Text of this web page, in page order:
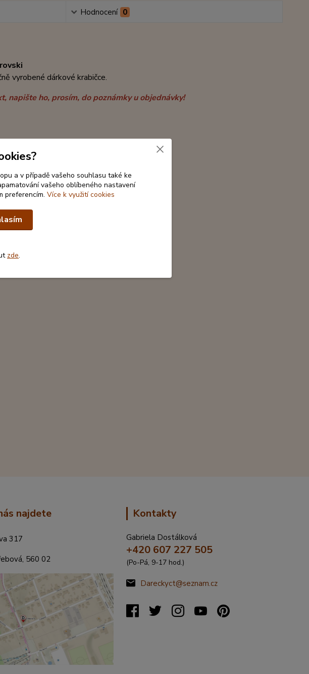
Hodnocení 0
vyrobené dárkové krabičce.
napište ho, prosím, do poznámky u objednávky!
najdete
317
560 02
Kontakty
Gabriela Dostálková
+420 607 227 505
(Po-Pá, 9-17 hod.)
Dareckyct@seznam.cz
a v případě vašeho souhlasu také ke
vašeho oblíbeného nastavení
preferencím. Více k využití cookies
zde.